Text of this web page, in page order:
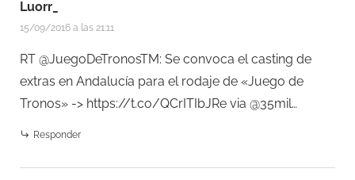
Luorr_
15/09/2016 a las 21:11
RT @JuegoDeTronosTM: Se convoca el casting de
extras en Andalucía para el rodaje de «Juego de
Tronos» -> https://t.co/QCrITIbJRe via @35mil…
Responder